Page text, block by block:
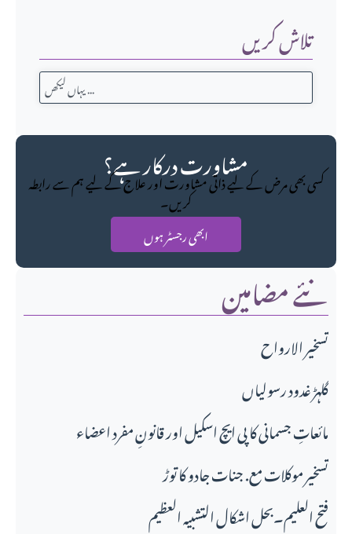
تلاش کریں
مشاورت درکار ہے؟
کسی بھی مرض کے لیے ذاتی مشاورت اور علاج کے لیے ہم سے رابطہ
کریں۔
ابھی رجسٹر ہوں
نئے مضامین
تسخير الارواح
گلہڑ غدود رسولیاں
مائعاتِ جسمانی کا پی ایچ اسکیل اور قانونِ مفرد اعضاء
تسخیر موکلات مع. جنات جادو کا توڑ
فتح العلیم۔بحل اشکال التشبیہ العظیم